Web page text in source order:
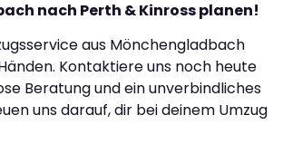
nach Perth & Kinross planen!
aus Mönchengladbach
Kontaktiere uns noch heute
Beratung und ein unverbindliches
uns darauf, dir bei deinem Umzug